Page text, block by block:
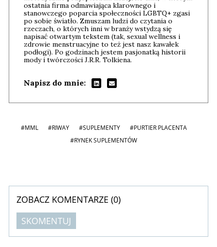
ostatnia firma odmawiająca klarownego i
stanowczego poparcia społeczności LGBTQ+ zgasi
po sobie światło. Zmuszam ludzi do czytania o
rzeczach, o których inni w branży wstydzą się
napisać otwartym tekstem (tak, sexual wellness i
zdrowie menstruacyjne to też jest nasz kawałek
podłogi). Po godzinach jestem pasjonatką historii
mody i twórczości J.R.R. Tolkiena.
Napisz do mnie:
#MML #RIWAY #SUPLEMENTY
#PURTIER PLACENTA
#RYNEK SUPLEMENTÓW
ZOBACZ KOMENTARZE (0)
SKOMENTUJ